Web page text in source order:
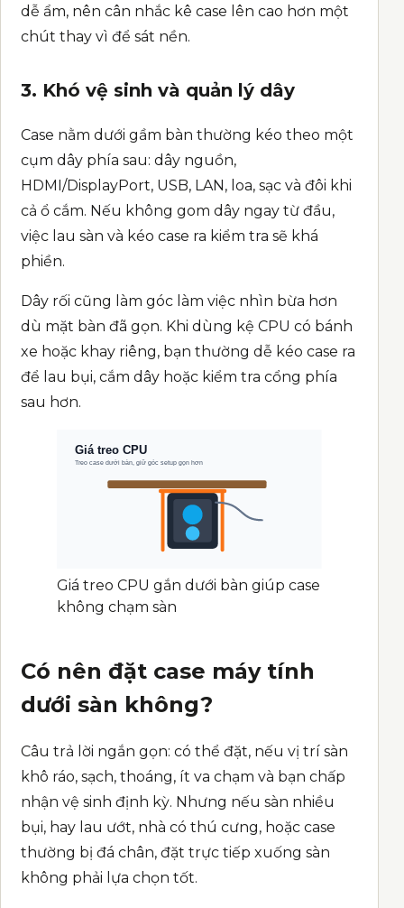
dễ ẩm, nên cân nhắc kê case lên cao hơn một
chút thay vì để sát nền.
3. Khó vệ sinh và quản lý dây
Case nằm dưới gầm bàn thường kéo theo một
cụm dây phía sau: dây nguồn,
HDMI/DisplayPort, USB, LAN, loa, sạc và đôi khi
cả ổ cắm. Nếu không gom dây ngay từ đầu,
việc lau sàn và kéo case ra kiểm tra sẽ khá
phiền.
Dây rối cũng làm góc làm việc nhìn bừa hơn
dù mặt bàn đã gọn. Khi dùng kệ CPU có bánh
xe hoặc khay riêng, bạn thường dễ kéo case ra
để lau bụi, cắm dây hoặc kiểm tra cổng phía
sau hơn.
Giá treo CPU gắn dưới bàn giúp case
không chạm sàn
Có nên đặt case máy tính
dưới sàn không?
Câu trả lời ngắn gọn: có thể đặt, nếu vị trí sàn
khô ráo, sạch, thoáng, ít va chạm và bạn chấp
nhận vệ sinh định kỳ. Nhưng nếu sàn nhiều
bụi, hay lau ướt, nhà có thú cưng, hoặc case
thường bị đá chân, đặt trực tiếp xuống sàn
không phải lựa chọn tốt.